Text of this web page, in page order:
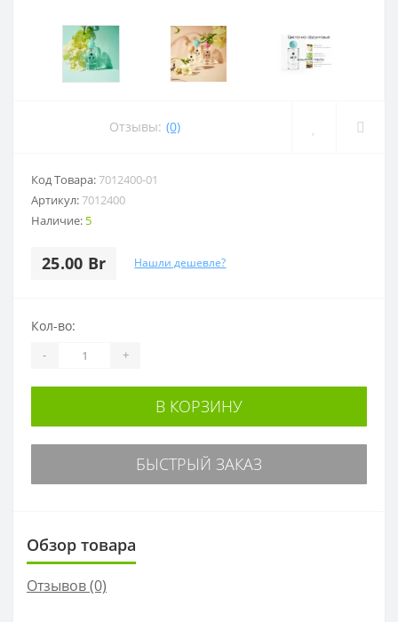
Отзывы: (0)
Код Товара:7012400-01
Артикул:7012400
Наличие: 5
25.00 Br Нашли дешевле?
Кол-во:
- +
В КОРЗИНУ
БЫСТРЫЙ ЗАКАЗ
Обзор товара
Отзывов (0)